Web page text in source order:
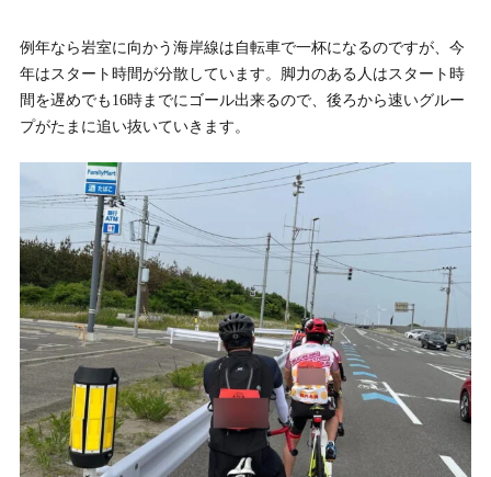
例年なら岩室に向かう海岸線は自転車で一杯になるのですが、今
年はスタート時間が分散しています。脚力のある人はスタート時
間を遅めでも16時までにゴール出来るので、後ろから速いグルー
プがたまに追い抜いていきます。